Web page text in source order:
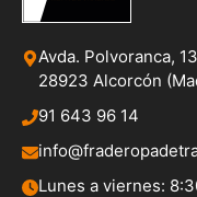
Avda. Polvoranca,
28923 Alcorcón
91 643 96 14
Lunes a viernes: